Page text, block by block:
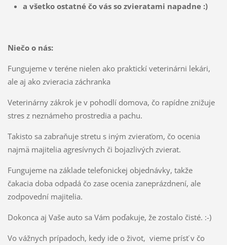
a všetko ostatné čo vás so zvieratami napadne :)
Niečo o nás:
Fungujeme v teréne nielen ako praktickí veterinárni lekári,
ale aj ako zvieracia záchranka
Veterinárny zákrok je v pohodlí domova, čo rapídne znižuje
stres z neznámeho prostredia a pachu.
Takisto sa zabraňuje stretu s iným zvieraťom, čo ocenia
najmä majitelia agresívnych či bojazlivých zvierat.
Fungujeme na základe telefonickej objednávky, takže
čakacia doba odpadá čo zase ocenia zaneprázdnení, ale
zodpovední majitelia.
Dokonca aj Vaše autosa Vám poďakuje, že zostalo čisté. :-)
Vo vážnych prípadoch, kedy ide o život, vieme prísť v čo